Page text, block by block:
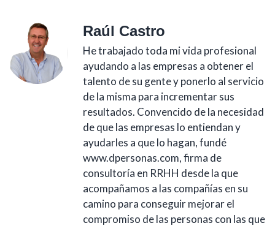
Raúl Castro
He trabajado toda mi vida profesional
ayudando a las empresas a obtener el
talento de su gente y ponerlo al servicio
de la misma para incrementar sus
resultados. Convencido de la necesidad
de que las empresas lo entiendan y
ayudarles a que lo hagan, fundé
www.dpersonas.com, firma de
consultoría en RRHH desde la que
acompañamos a las compañías en su
camino para conseguir mejorar el
compromiso de las personas con las que